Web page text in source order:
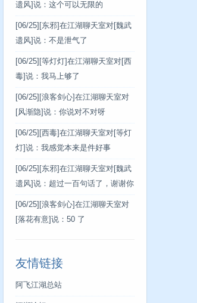
遗风]说：这个可以无限的
[06/25]
[东邪]在江湖聊天室对[魏武
遗风]说：不是泄气了
[06/25] [等灯灯]在江湖聊天室对[西
毒]说：我马上够了
[06/25] [浪客剑心]在江湖聊天室对
[风渐隐]说：你说对不对呀
[06/25]
[西毒]在江湖聊天室对[等灯
灯]说：我感觉本来是件好事
[06/25]
[东邪]在江湖聊天室对[魏武
遗风]说：超过一百句话了，谢谢你
[06/25] [浪客剑心]在江湖聊天室对
[落花有意]说：50 了
友情链接
阿飞江湖总站